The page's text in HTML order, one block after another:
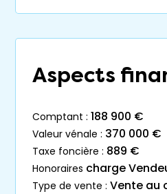
Aspects
comptant : 188 900 €
valeur vénale : 370 000 €
taxe foncière : 889 €
honoraires charge
type de vente : Vente au